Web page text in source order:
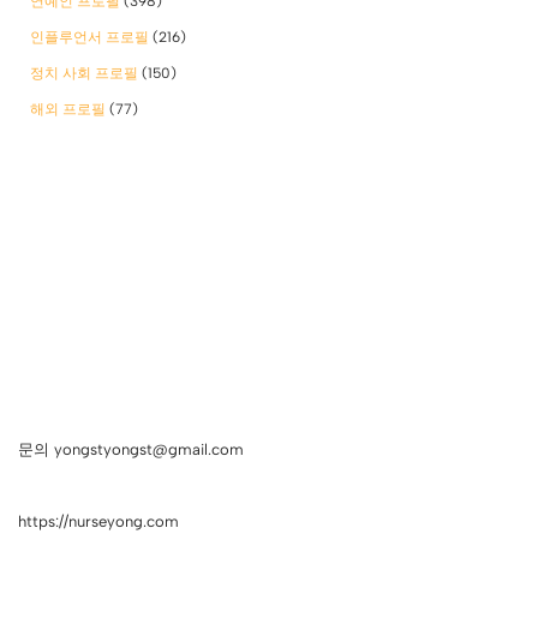
인플루언서 프로필 (216)
정치 사회 프로필 (150)
해외 프로필 (77)
문의 yongstyongst@gmail.com
https://nurseyong.com